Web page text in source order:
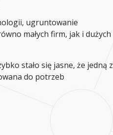
ugruntowanie
małych firm, jak i dużych
stało się jasne, że jedną z
do potrzeb